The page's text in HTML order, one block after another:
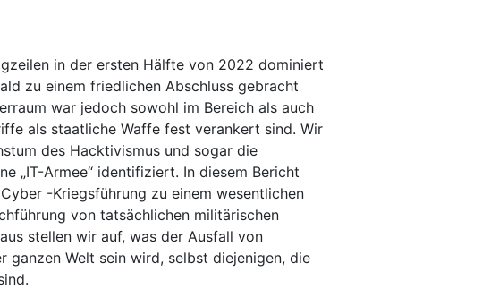
in der ersten Hälfte von 2022 dominiert
zu einem friedlichen Abschluss gebracht
war jedoch sowohl im Bereich als auch
als staatliche Waffe fest verankert sind. Wir
des Hacktivismus und sogar die
„IT-Armee“ identifiziert. In diesem Bericht
​​-Kriegsführung zu einem wesentlichen
von tatsächlichen militärischen
stellen wir auf, was der Ausfall von
ganzen Welt sein wird, selbst diejenigen, die